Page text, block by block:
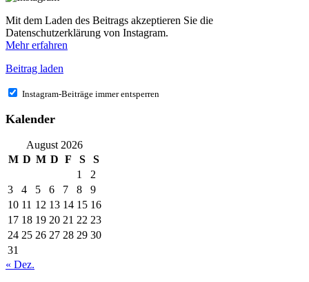
Mit dem Laden des Beitrags akzeptieren Sie die
Datenschutzerklärung von Instagram.
Mehr erfahren
Beitrag laden
Instagram-Beiträge immer entsperren
Kalender
August 2026
M D M D F S
S
1
2
3
4 5 6 7 8
9
10 11 12 13 14 15 16
17 18 19 20 21 22 23
24 25 26 27 28 29 30
31
« Dez.